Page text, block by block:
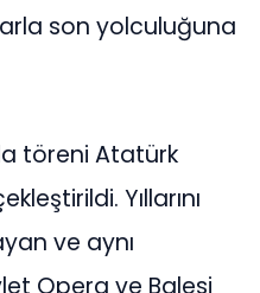
son yolculuğuna
töreni Atatürk
Yıllarını
ve aynı